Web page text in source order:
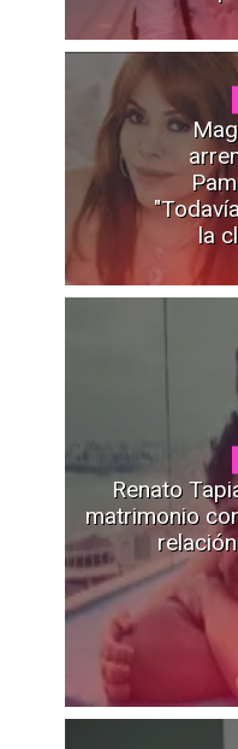
la
Renato
matrimonio